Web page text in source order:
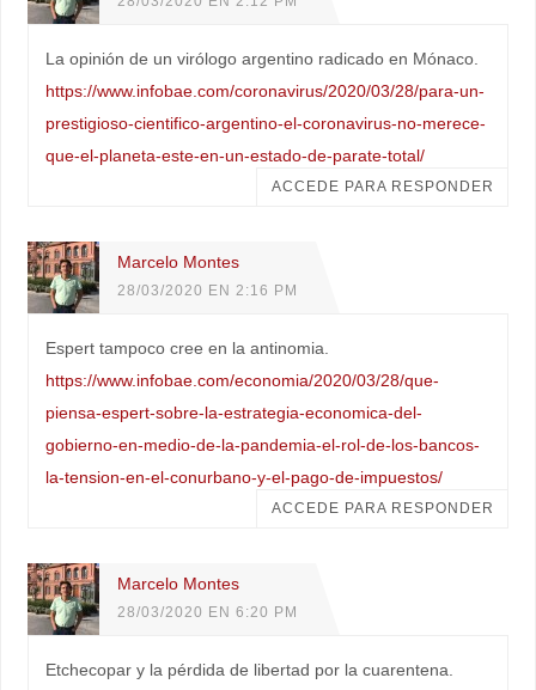
La opinión de un virólogo argentino radicado en Mónaco.
https://www.infobae.com/coronavirus/2020/03/28/para-un-
prestigioso-cientifico-argentino-el-coronavirus-no-merece-
que-el-planeta-este-en-un-estado-de-parate-total/
ACCEDE PARA RESPONDER
Marcelo Montes
28/03/2020 EN 2:16 PM
Espert tampoco cree en la antinomia.
https://www.infobae.com/economia/2020/03/28/que-
piensa-espert-sobre-la-estrategia-economica-del-
gobierno-en-medio-de-la-pandemia-el-rol-de-los-bancos-
la-tension-en-el-conurbano-y-el-pago-de-impuestos/
ACCEDE PARA RESPONDER
Marcelo Montes
28/03/2020 EN 6:20 PM
Etchecopar y la pérdida de libertad por la cuarentena.